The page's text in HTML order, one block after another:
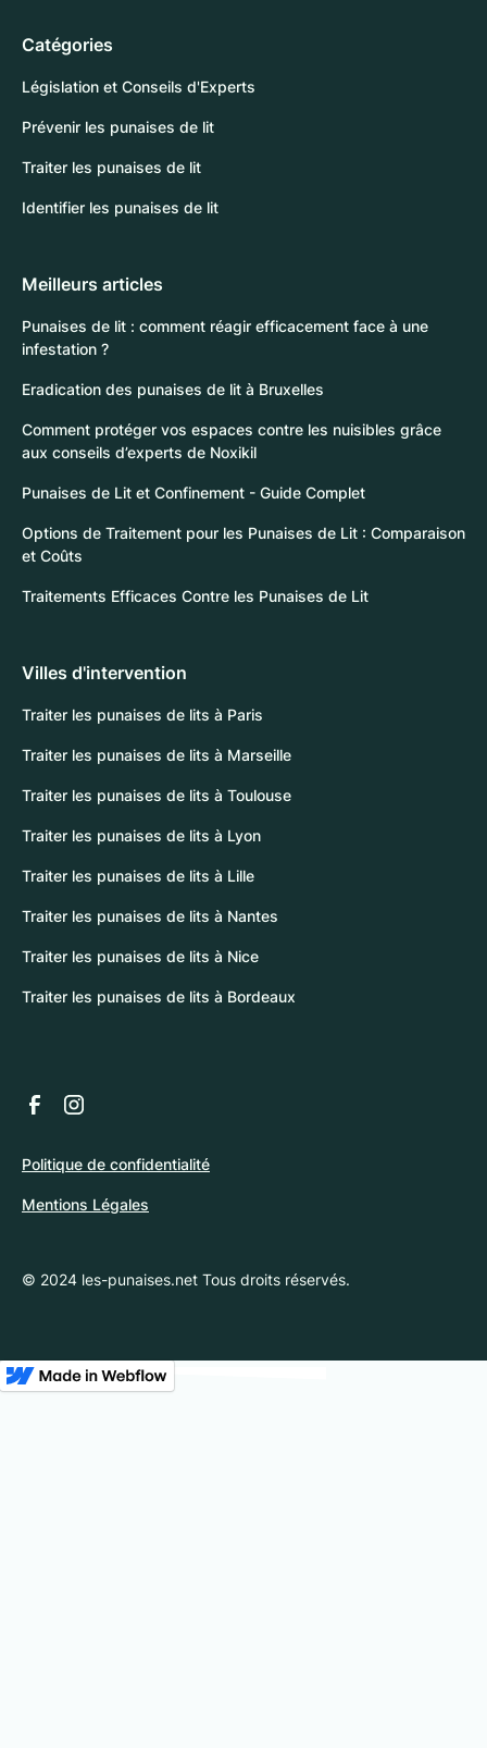
Catégories
Législation et Conseils d'Experts
Prévenir les punaises de lit
Traiter les punaises de lit
Identifier les punaises de lit
Meilleurs articles
Punaises de lit : comment réagir efficacement face à une
infestation ?
Eradication des punaises de lit à Bruxelles
Comment protéger vos espaces contre les nuisibles grâce
aux conseils d’experts de Noxikil
Punaises de Lit et Confinement - Guide Complet
Options de Traitement pour les Punaises de Lit : Comparaison
et Coûts
Traitements Efficaces Contre les Punaises de Lit
Villes d'intervention
Traiter les punaises de lits à Paris
Traiter les punaises de lits à Marseille
Traiter les punaises de lits à Toulouse
Traiter les punaises de lits à Lyon
Traiter les punaises de lits à Lille
Traiter les punaises de lits à Nantes
Traiter les punaises de lits à Nice
Traiter les punaises de lits à Bordeaux
© 2024 les-punaises.net Tous droits réservés.
Politique de confidentialité
Mentions Légales